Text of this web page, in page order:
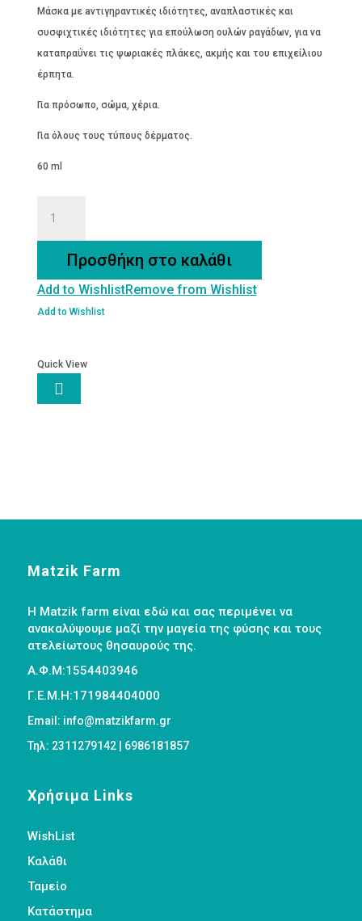
Μάσκα με aντιγηραντικές ιδιότητες, αναπλαστικές και
συσφιχτικές ιδιότητες για επούλωση ουλών ραγάδων, για να
καταπραΰνει τις ψωριακές πλάκες, ακμής και του επιχείλιου
έρπητα.
Για πρόσωπο, σώμα, χέρια.
Για όλους τους τύπους δέρματος.
60 ml
Σώματος
από
Ηφαιστειακή
ποσότητα
Προσθήκη στο καλάθι
Add to WishlistRemove from Wishlist
Add to Wishlist
Quick View

Matzik Farm
Η Matzik farm είναι εδώ και σας περιμένει να
ανακαλύψουμε μαζί την μαγεία της φύσης και τους
ατελείωτους θησαυρούς της.
Α.Φ.Μ:1554403946
Γ.Ε.Μ.Η:171984404000
Email: info@matzikfarm.gr
Τηλ: 2311279142 | 6986181857
Χρήσιμα Links
WishList
Καλάθι
Ταμείο
Κατάστημα